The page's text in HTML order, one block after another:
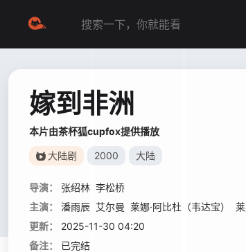
嫁到非洲
本片由茶杯狐cupfox提供播放
大陆剧 2000 大陆
导演： 张绍林 李松桥
主演：
潘雨辰 艾尔曼 莱娜·阿比杜（韦达宝）
更新：
2025-11-30 04:20
备注：
已完结